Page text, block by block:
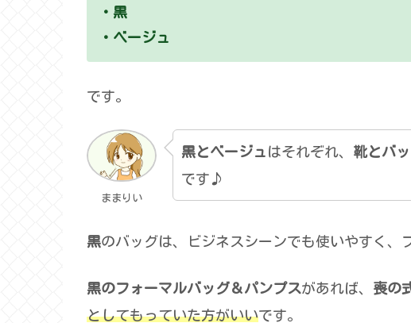
・黒
・ベージュ
です。
ままりい
黒とベージュ はそれぞれ、 靴とバ
です♪
黒のバッグは、ビジネスシーンでも使いやすく、
黒のフォーマルバッグ＆パンプスがあれば、 喪の
としてもっていた方がいいです。